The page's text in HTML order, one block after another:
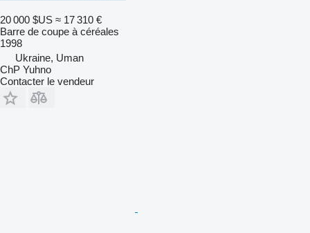
20 000 $US ≈ 17 310 €
Barre de coupe à céréales
1998
Ukraine, Uman
ChP Yuhno
Contacter le vendeur